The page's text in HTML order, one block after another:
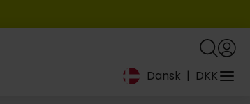
Dansk | DKK